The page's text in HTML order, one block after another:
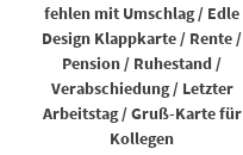
fehlen mit Umschlag / Edle
Design Klappkarte / Rente /
Pension / Ruhestand /
Verabschiedung / Letzter
Arbeitstag / Gruß-Karte für
Kollegen